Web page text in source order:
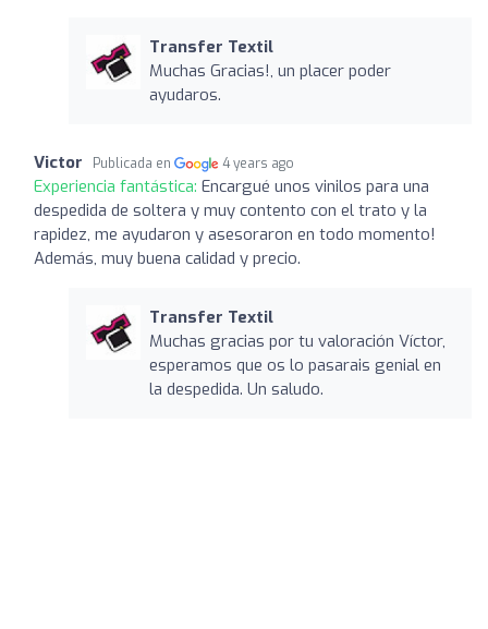
Transfer Textil
Muchas Gracias!, un placer poder
ayudaros.
Victor Publicada en 4 years ago
Experiencia fantástica: Encargué unos vinilos para una
despedida de soltera y muy contento con el trato y la
rapidez, me ayudaron y asesoraron en todo momento!
Además, muy buena calidad y precio.
Transfer Textil
Muchas gracias por tu valoración Víctor,
esperamos que os lo pasarais genial en
la despedida. Un saludo.